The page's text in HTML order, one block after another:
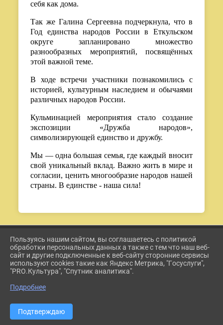
себя как дома.
Так же Галина Сергеевна подчеркнула, что в
Год единства народов России в Еткульском
округе запланировано множество
разнообразных мероприятий, посвящённых
этой важной теме.
В ходе встречи участники познакомились с
историей, культурным наследием и обычаями
различных народов России.
Кульминацией мероприятия стало создание
экспозиции «Дружба народов»,
символизирующей единство и дружбу.
Мы — одна большая семья, где каждый вносит
свой уникальный вклад. Важно жить в мире и
согласии, ценить многообразие народов нашей
страны. В единстве - наша сила!
2026 Г. ETKUL-KULTURA.RU
ВХОД
КАРТА САЙТА
ПОЛИТИКА ОБРАБОТКИ ПЕРСОНАЛЬНЫХ ДАННЫХ
СДЕЛАНО НА KUBCMS
Пользуясь нашим сайтом, вы соглашаетесь с политикой
обработки персональных данных а также с тем что наш веб-
сайт и другие подключенные к веб-сайту сторонние сервисы
используют cookies такие как Яндекс Метрика, "Госуслуги",
"PRO.Культура", "Спутник аналитика".
Подробнее
Подтверждаю